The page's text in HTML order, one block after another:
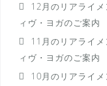
12月のリアライ
ィヴ・ヨガのご案内
11月のリアライ
ィヴ・ヨガのご案内
10月のリアライ